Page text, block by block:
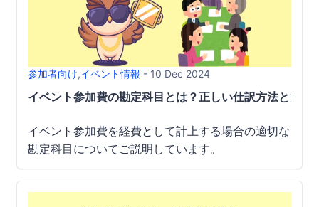
参加者向け,イベント情報 - 10 Dec 2024
イベント参加費の勘定科目とは？正しい仕訳方法と注意
イベント参加費を経費として計上する場合の適切な
勘定科目についてご説明しています。